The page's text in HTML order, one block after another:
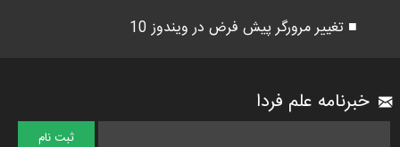
■ تغییر مرورگر پیش فرض در ویندوز 10
خبرنامه علم فردا